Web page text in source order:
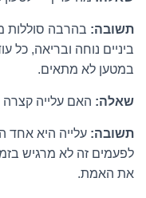
תשובה: בהרבה סוללות
ביניים נוחה ובריאה, כל
במטען לא מתאים.
שאלה: האם עלייה
תשובה: עלייה היא אחד
לפעמים זה לא מרגיש
את האמת.